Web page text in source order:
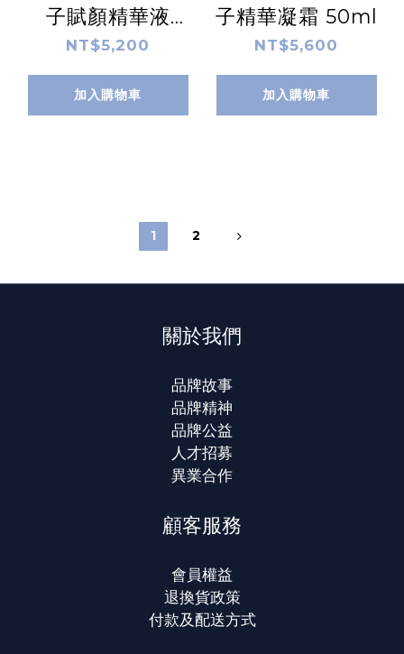
子賦顏精華液
30ml
NT$5,200
加入購物車
子精華凝霜 50ml
NT$5,600
加入購物車
1 2
關於我們
品牌故事
品牌精神
品牌公益
人才招募
異業合作
顧客服務
會員權益
退換貨政策
付款及配送方式